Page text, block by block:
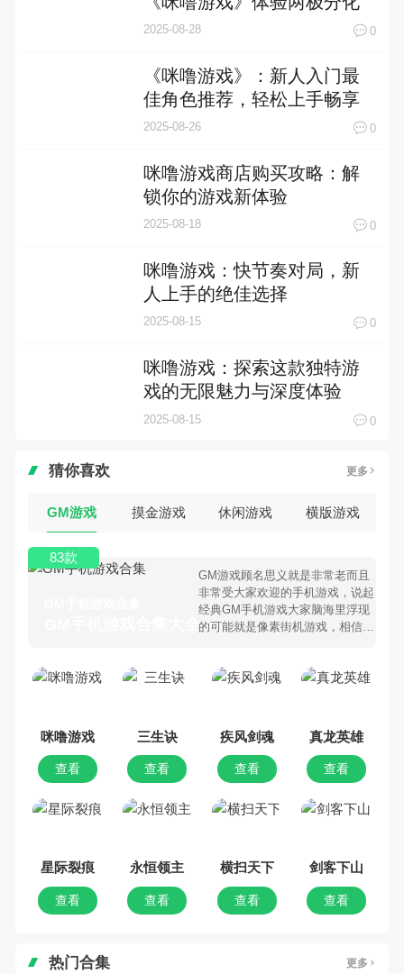
现象解析
2025-08-28 0
《咪噜游戏》：新人入门最
佳角色推荐，轻松上手畅享
奇幻之旅
2025-08-26 0
咪噜游戏商店购买攻略：解
锁你的游戏新体验
2025-08-18 0
咪噜游戏：快节奏对局，新
人上手的绝佳选择
2025-08-15 0
咪噜游戏：探索这款独特游
戏的无限魅力与深度体验
2025-08-15 0
猜你喜欢 更多
GM游戏 摸金游戏 休闲游戏 横版游戏
GM手机游戏合集大全 >
GM游戏顾名思义就是非常老而且
非常受大家欢迎的手机游戏，说起
经典GM手机游戏大家脑海里浮现
的可能就是像素街机游戏，相信很
GM手机游戏有哪些呢？游戏今
戏合集，欢迎大家前来选择下载体
83款
咪噜游戏
查看
三生诀
查看
疾风剑魂
查看
真龙英雄
查看
星际裂痕
查看
永恒领主
查看
横扫天下
查看
剑客下山
查看
热门合集 更多